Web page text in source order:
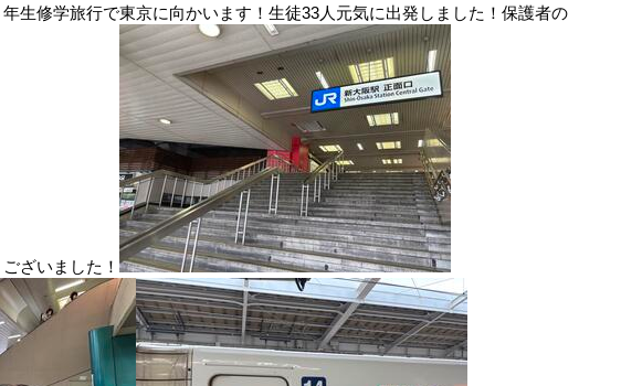
生修学旅行で東京に向かいます！生徒33人元気に出発しました！保護者の
ざいました！